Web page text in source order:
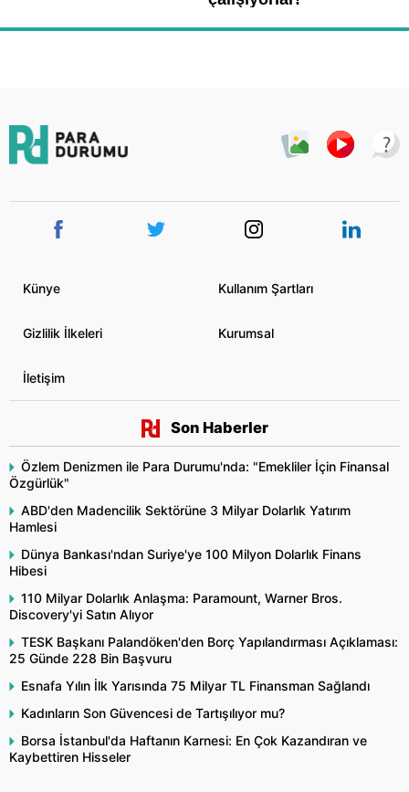
Künye Kullanım Şartları
Gizlilik İlkeleri Kurumsal
İletişim
Son Haberler
Özlem Denizmen ile Para Durumu'nda: "Emekliler İçin Finansal
Özgürlük"
ABD'den Madencilik Sektörüne 3 Milyar Dolarlık Yatırım
Hamlesi
Dünya Bankası'ndan Suriye'ye 100 Milyon Dolarlık Finans
Hibesi
110 Milyar Dolarlık Anlaşma: Paramount, Warner Bros.
Discovery'yi Satın Alıyor
TESK Başkanı Palandöken'den Borç Yapılandırması Açıklaması:
25 Günde 228 Bin Başvuru
Esnafa Yılın İlk Yarısında 75 Milyar TL Finansman Sağlandı
Kadınların Son Güvencesi de Tartışılıyor mu?
Borsa İstanbul'da Haftanın Karnesi: En Çok Kazandıran ve
Kaybettiren Hisseler